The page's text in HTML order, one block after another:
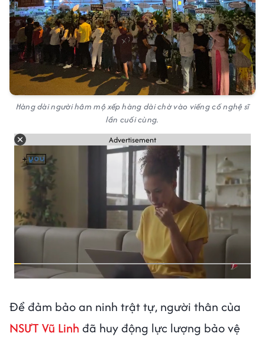
Hàng dài người hâm mộ xếp hàng dài chờ vào viếng cố nghệ sĩ
lần cuối cùng.
Advertisement
Để đảm bảo an ninh trật tự, người thân của
NSƯT Vũ Linh đã huy động lực lượng bảo vệ